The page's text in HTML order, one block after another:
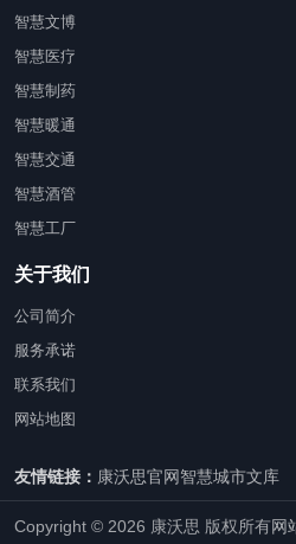
智慧文博
智慧医疗
智慧制药
智慧暖通
智慧交通
智慧酒管
智慧工厂
关于我们
公司简介
服务承诺
联系我们
网站地图
友情链接： 康沃思官网智慧城市文库
Copyright © 2026 康沃思 版权所有网